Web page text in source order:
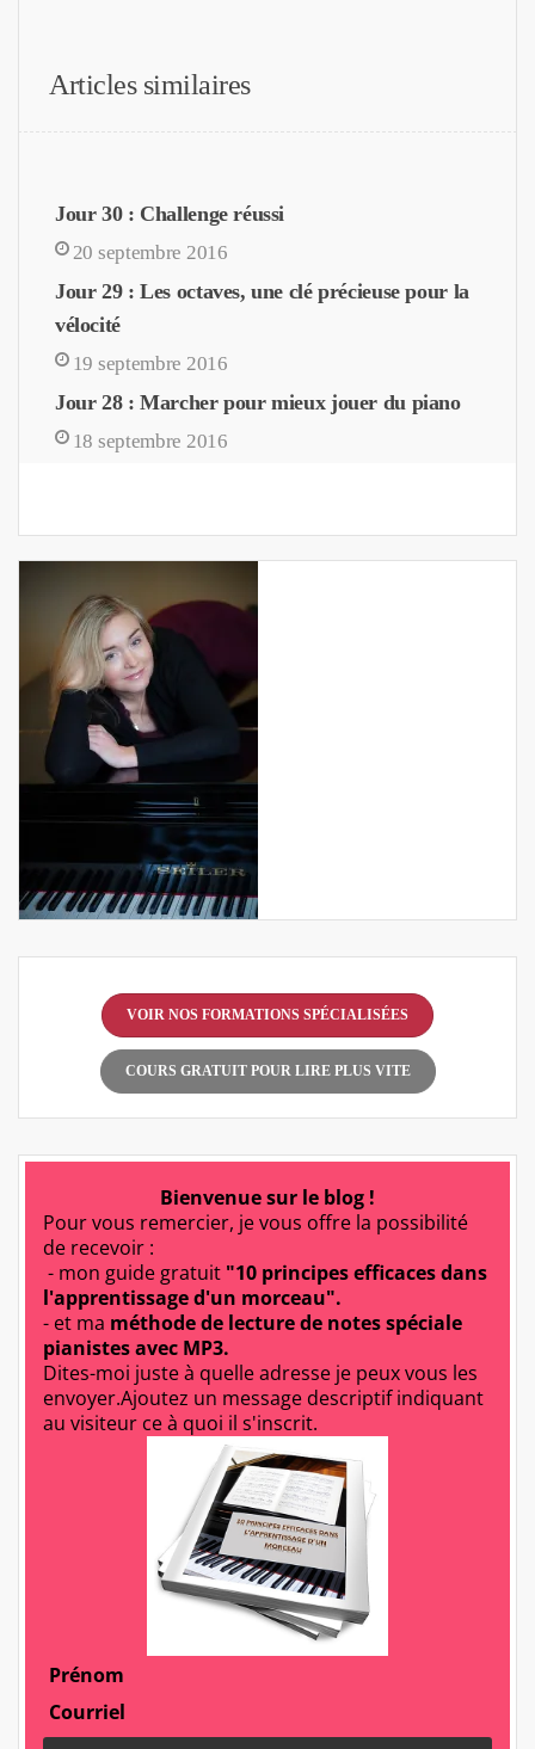
Articles similaires
Jour 30 : Challenge réussi
20 septembre 2016
Jour 29 : Les octaves, une clé précieuse pour la
vélocité
19 septembre 2016
Jour 28 : Marcher pour mieux jouer du piano
18 septembre 2016
VOIR NOS FORMATIONS SPÉCIALISÉES
COURS GRATUIT POUR LIRE PLUS VITE